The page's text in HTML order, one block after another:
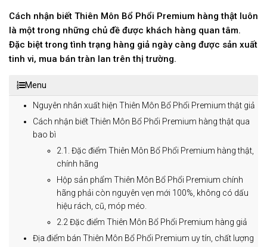
Cách nhận biết Thiên Môn Bổ Phổi Premium hàng thật luôn
là một trong những chủ đề được khách hàng quan tâm.
Đặc biệt trong tình trạng hàng giả ngày càng được sản xuất
tinh vi, mua bán tràn lan trên thị trường.
Menu
Nguyên nhân xuất hiện Thiên Môn Bổ Phổi Premium thật giả
Cách nhận biết Thiên Môn Bổ Phổi Premium hàng thật qua
bao bì
2.1. Đặc điểm Thiên Môn Bổ Phổi Premium hàng thật,
chính hãng
Hộp sản phẩm Thiên Môn Bổ Phổi Premium chính
hãng phải còn nguyên vẹn mới 100%, không có dấu
hiệu rách, cũ, móp méo.
2.2 Đặc điểm Thiên Môn Bổ Phổi Premium hàng giả
Địa điểm bán Thiên Môn Bổ Phổi Premium uy tín, chất lượng